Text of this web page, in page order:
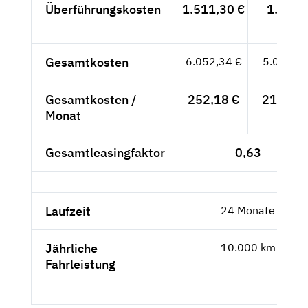
Überführungskosten 1.511,30 €
1.270,-
Gesamtkosten 6.052,34 € 5.086,--
Gesamtkosten /
Monat
252,18 € 211,92
Gesamtleasingfaktor 0,63
Laufzeit 24 Monate
Jährliche
Fahrleistung
10.000 km